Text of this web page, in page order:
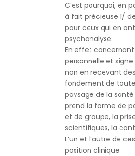
C’est pourquoi, en
à fait précieuse 1/
pour ceux qui en
psychanalyse.
En effet
personnelle et
non en recevant
fondement de
paysage de la
prend la forme de
et de groupe, la
scientifiques, la
L’un et l’autre de
position clinique.